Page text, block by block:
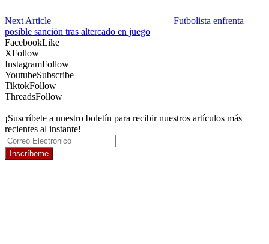
Next Article
Futbolista enfrenta
posible sanción tras altercado en juego
FacebookLike
XFollow
InstagramFollow
YoutubeSubscribe
TiktokFollow
ThreadsFollow
¡Suscríbete a nuestro boletín para recibir nuestros artículos más
recientes al instante!
Inscríbeme